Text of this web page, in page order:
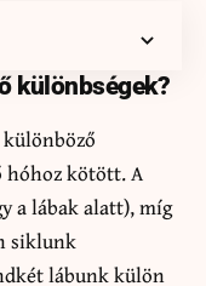
különbségek?
hóhoz kötött. A
a lábak alatt), míg
siklunk
lábunk külön